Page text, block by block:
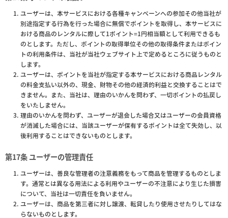
ユーザーは、本サービスにおける各種キャンペーンへの参加その他当社が
別途指定する行為を行った場合に無償でポイントを取得し、本サービスに
おける商品のレンタルに際して1ポイント=1円相当額として利用できるも
のとします。ただし、ポイントの取得単位その他の取得条件またはポイン
トの利用条件は、当社が当社ウェブサイト上で定めるところに従うものと
します。
ユーザーは、ポイントを当社が指定する本サービスにおける商品レンタル
の料金支払い以外の、現金、財物その他の経済的利益と交換することはで
きません。また、当社は、理由のいかんを問わず、一切ポイントの払戻し
をいたしません。
理由のいかんを問わず、ユーザーが退会した場合又はユーザーの会員資格
が消滅した場合には、当該ユーザーが保有するポイントは全て失効し、以
後利用することはできないものとします。
第17条 ユーザーの管理責任
ユーザーは、善良な管理者の注意義務をもって商品を管理するものとしま
す。通常とは異なる用法による利用やユーザーの不注意により生じた損害
について、当社は一切責任を負いません。
ユーザーは、商品を第三者に対し譲渡、転貸したり使用させたりしてはな
らないものとします。